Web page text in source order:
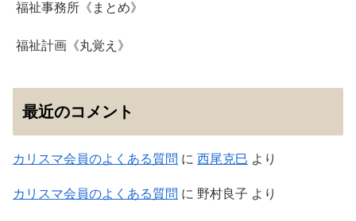
福祉事務所《まとめ》
福祉計画《丸覚え》
最近のコメント
カリスマ会員のよくある質問 に 西尾克巳 より
カリスマ会員のよくある質問 に 野村良子 より